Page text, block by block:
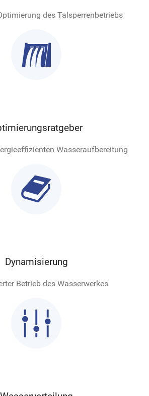
des Talsperrenbetriebs

Wasseraufbereitung

Dynamisierung
Betrieb des Wasserwerkes
